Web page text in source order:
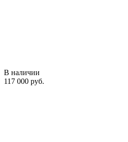
В наличии
117 000 руб.